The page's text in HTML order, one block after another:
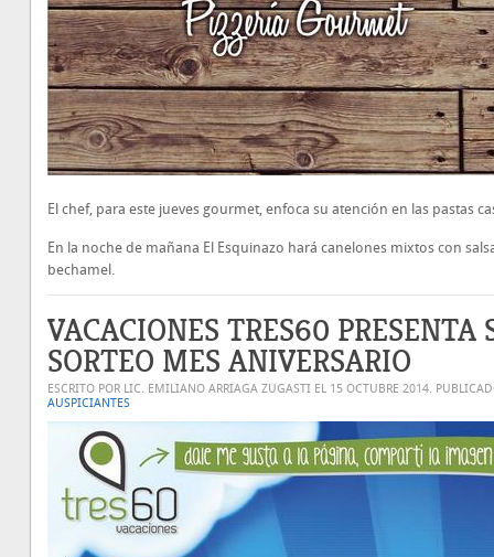
El chef, para este jueves gourmet, enfoca su atención en las pastas
En la noche de mañana El Esquinazo hará canelones mixtos con
bechamel.
VACACIONES TRES60 PRESENTA
SORTEO MES ANIVERSARIO
ESCRITO POR LIC. EMILIANO ARRIAGA ZUGASTI EL 15 OCTUBRE 2014.
AUSPICIANTES